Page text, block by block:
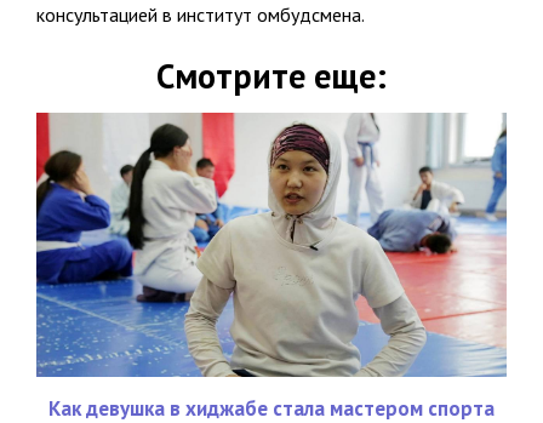
консультацией в институт омбудсмена.
Смотрите еще:
Как девушка в хиджабе стала мастером спорта